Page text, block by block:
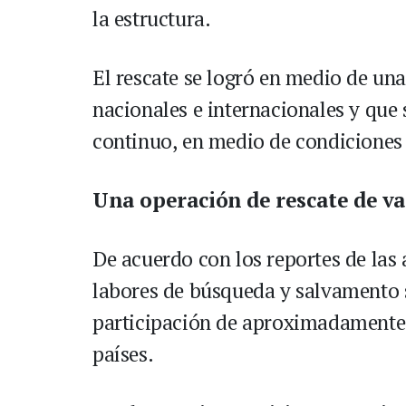
la estructura.
El rescate se logró en medio de
nacionales e internacionales y
continuo, en medio de
Una operación de rescate de
De acuerdo con los reportes de
labores de búsqueda y
participación de
países.